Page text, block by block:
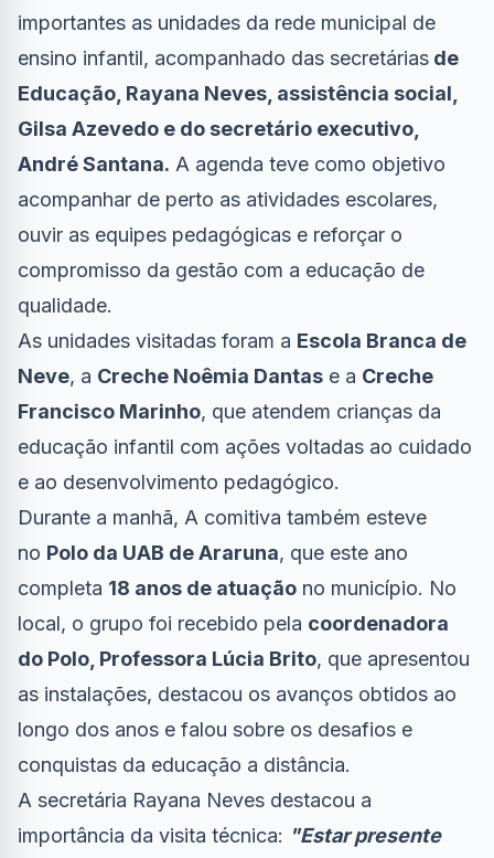
importantes as unidades da rede municipal de
ensino infantil, acompanhado das secretárias de
Educação, Rayana Neves, assistência social,
Gilsa Azevedo e do secretário executivo,
André Santana. A agenda teve como objetivo
acompanhar de perto as atividades escolares,
ouvir as equipes pedagógicas e reforçar o
compromisso da gestão com a educação de
qualidade.
As unidades visitadas foram a Escola Branca de
Neve, a Creche Noêmia Dantas e a Creche
Francisco Marinho, que atendem crianças da
educação infantil com ações voltadas ao cuidado
e ao desenvolvimento pedagógico.
Durante a manhã, A comitiva também esteve
no Polo da UAB de Araruna, que este ano
completa 18 anos de atuação no município. No
local, o grupo foi recebido pela coordenadora
do Polo, Professora Lúcia Brito, que apresentou
as instalações, destacou os avanços obtidos ao
longo dos anos e falou sobre os desafios e
conquistas da educação a distância.
A secretária Rayana Neves destacou a
importância da visita técnica: "Estar presente